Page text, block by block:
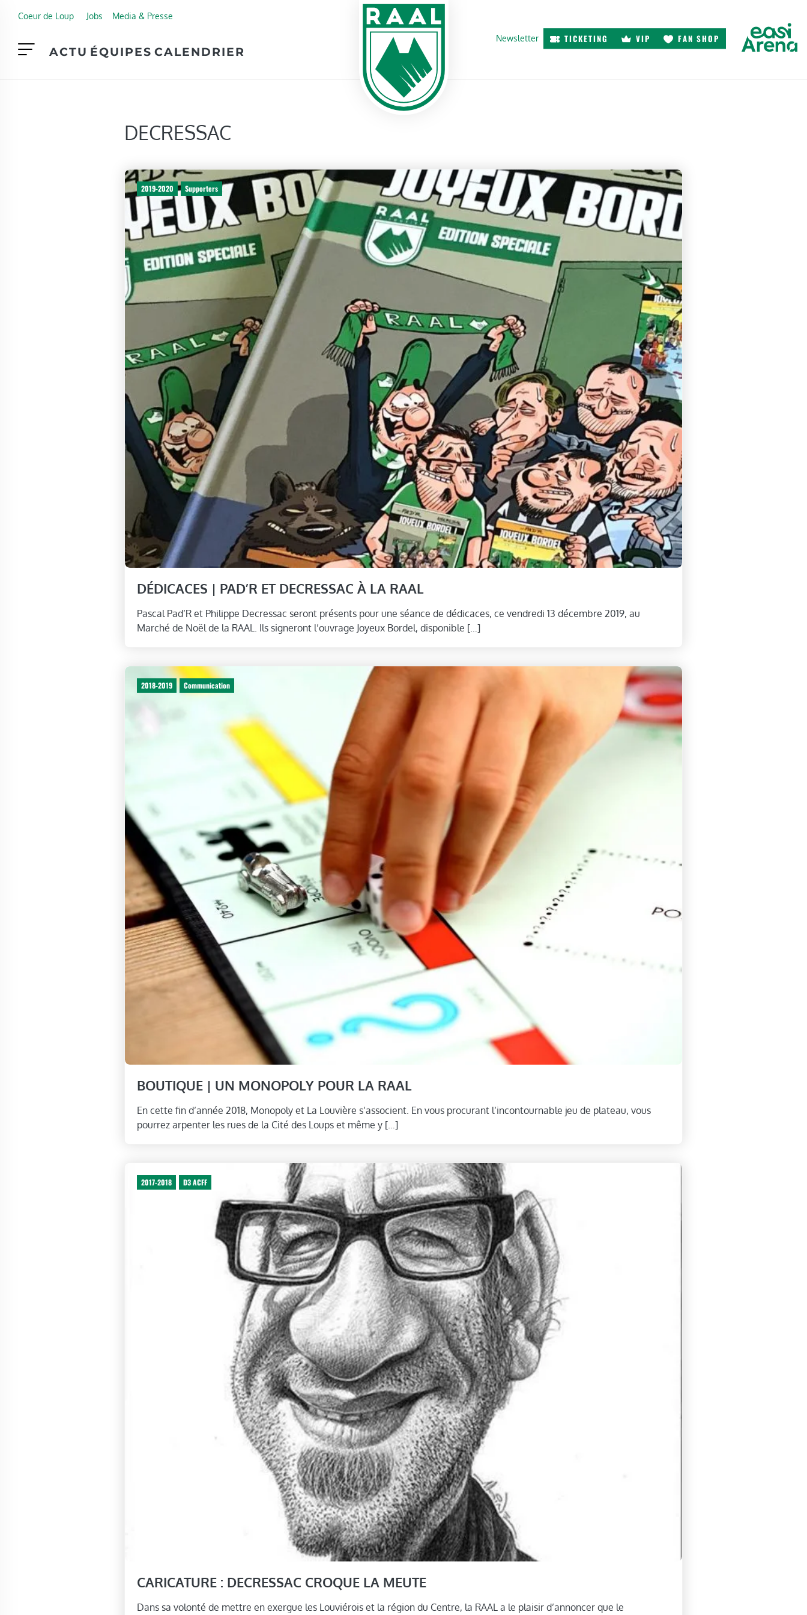
Coeur de Loup Jobs Media & Presse
Newsletter TICKETING VIP FAN SHOP
ACTU ÉQUIPES CALENDRIER
DECRESSAC
2019-2020 Supporters
DÉDICACES | PAD’R ET DECRESSAC À LA RAAL
Pascal Pad’R et Philippe Decressac seront présents pour une séance de dédicaces, ce vendredi 13 décembre 2019, au
Marché de Noël de la RAAL. Ils signeront l’ouvrage Joyeux Bordel, disponible […]
2018-2019 Communication
BOUTIQUE | UN MONOPOLY POUR LA RAAL
En cette fin d’année 2018, Monopoly et La Louvière s’associent. En vous procurant l’incontournable jeu de plateau, vous
pourrez arpenter les rues de la Cité des Loups et même y […]
2017-2018 D3 ACFF
CARICATURE : DECRESSAC CROQUE LA MEUTE
Dans sa volonté de mettre en exergue les Louviérois et la région du Centre, la RAAL a le plaisir d’annoncer que le